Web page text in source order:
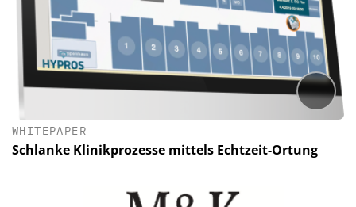
WHITEPAPER
Schlanke Klinikprozesse mittels Echtzeit-Ortung